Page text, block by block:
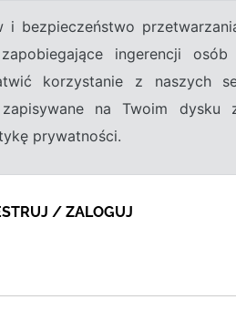
bezpieczeństwo
ingerencji
korzystanie z naszych
na Twoim dysku
prywatności.
/ ZALOGUJ